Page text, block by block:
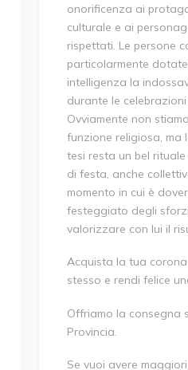
onorificenza ai
culturale e ai
rispettati. Le persone
particolarmente
intelligenza la
durante le
Ovviamente non
funzione religiosa, ma
tesi resta un bel
di festa, anche
momento in cui è
festeggiato degli
valorizzare con lui il
Acquista la tua
stesso e rendi felice
Offriamo la consegna
Provincia.
Se vuoi avere